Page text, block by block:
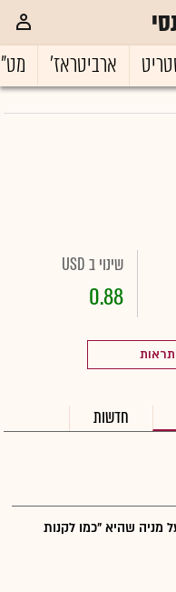
ארביטראז'
שינוי ב USD
0.88
חדשות
מניה שהיא "כמו לקנות